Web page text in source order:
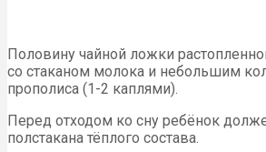
Половину чайной ложки
со стаканом молока и небольшим
прополиса (1-2 каплями).
Перед отходом ко сну ребёнок
полстакана тёплого состава.